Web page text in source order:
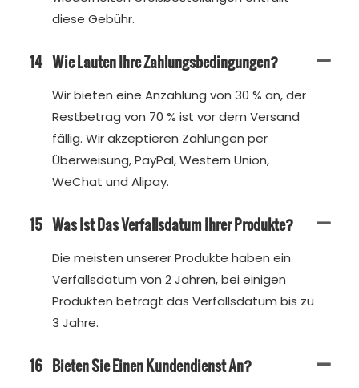
diese Gebühr.
14 Wie Lauten Ihre Zahlungsbedingungen?
Wir bieten eine Anzahlung von 30 % an, der
Restbetrag von 70 % ist vor dem Versand
fällig. Wir akzeptieren Zahlungen per
Überweisung, PayPal, Western Union,
WeChat und Alipay.
15 Was Ist Das Verfallsdatum Ihrer Produkte?
Die meisten unserer Produkte haben ein
Verfallsdatum von 2 Jahren, bei einigen
Produkten beträgt das Verfallsdatum bis zu
3 Jahre.
16 Bieten Sie Einen Kundendienst An?